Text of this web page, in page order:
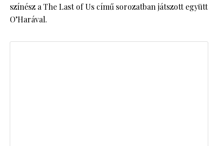
színész a The Last of Us című sorozatban játszott együtt
O’Harával.